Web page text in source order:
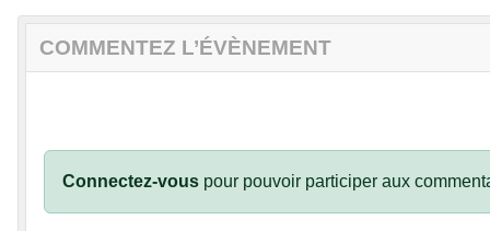
COMMENTEZ L’ÉVÈNEMENT
Connectez-vous pour pouvoir participer aux